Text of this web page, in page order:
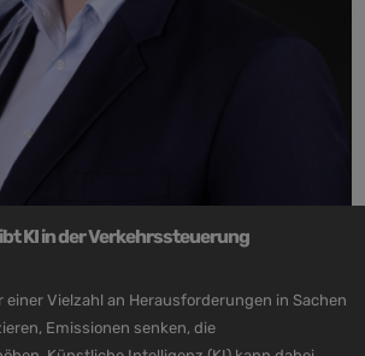
KI in der Verkehrssteuerung
einer Vielzahl an Herausforderungen in Sachen
Emissionen senken, die